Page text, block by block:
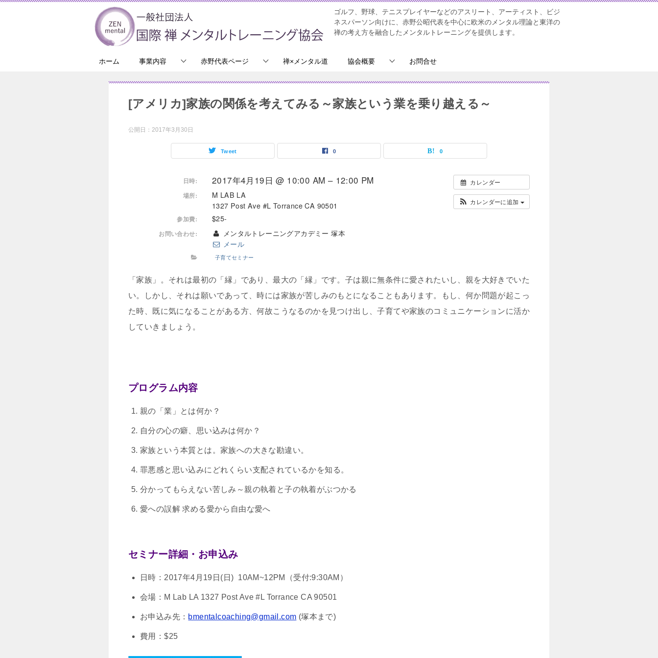
ゴルフ、野球、テニスプレイヤーなどのアスリート、アーティスト、ビジ
ネスパーソン向けに、赤野公昭代表を中心に欧米のメンタル理論と東洋の
禅の考え方を融合したメンタルトレーニングを提供します。
ホーム 事業内容 赤野代表ページ 禅×メンタル道 協会概要 お問合せ
[アメリカ]家族の関係を考えてみる～家族という業を乗り越える～
公開日： 2017年3月30日
Tweet 0 0
カレンダー
カレンダーに追加
日時: 2017年4月19日 @ 10:00 AM – 12:00 PM
場所:
M LAB LA
1327 Post Ave #L Torrance CA 90501
参加費: $25-
お問い合わせ:
メンタルトレーニングアカデミー 塚本
メール
子育てセミナー
「家族」。それは最初の「縁」であり、最大の「縁」です。子は親に無条件に愛されたいし、親を大好きでいた
い。しかし、それは願いであって、時には家族が苦しみのもとになることもあります。もし、何か問題が起こっ
た時、既に気になることがある方、何故こうなるのかを見つけ出し、子育てや家族のコミュニケーションに活か
していきましょう。
プログラム内容
親の「業」とは何か？
自分の心の癖、思い込みは何か？
家族という本質とは。家族への大きな勘違い。
罪悪感と思い込みにどれくらい支配されているかを知る。
分かってもらえない苦しみ～親の執着と子の執着がぶつかる
愛への誤解 求める愛から自由な愛へ
セミナー詳細・お申込み
日時：2017年4月19日(日) 10AM~12PM（受付:9:30AM）
会場：M Lab LA 1327 Post Ave #L Torrance CA 90501
お申込み先： bmentalcoaching@gmail.com (塚本まで)
費用：$25